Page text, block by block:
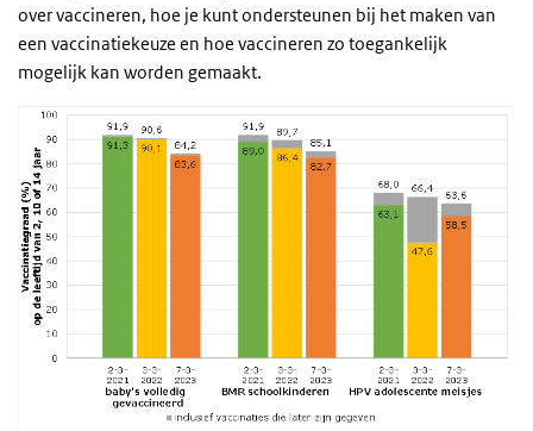
over vaccineren, hoe je kunt ondersteunen bij het maken van
een vaccinatiekeuze en hoe vaccineren zo toegankelijk
mogelijk kan worden gemaakt.